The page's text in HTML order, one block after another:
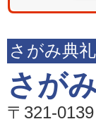
さがみ典
さが
〒321-